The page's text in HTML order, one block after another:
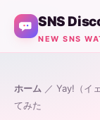
SNS
NEW SNS
ホーム ／ Yay!（イ
てみた